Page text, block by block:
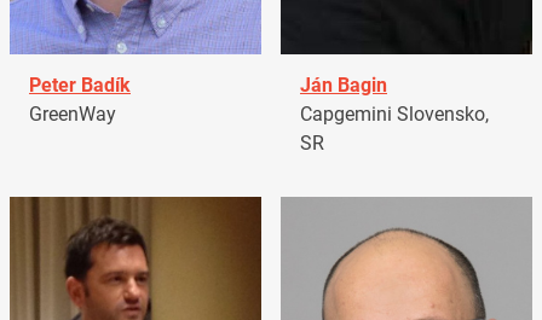
Peter Badík
GreenWay
Ján Bagin
Capgemini Slovensko,
SR